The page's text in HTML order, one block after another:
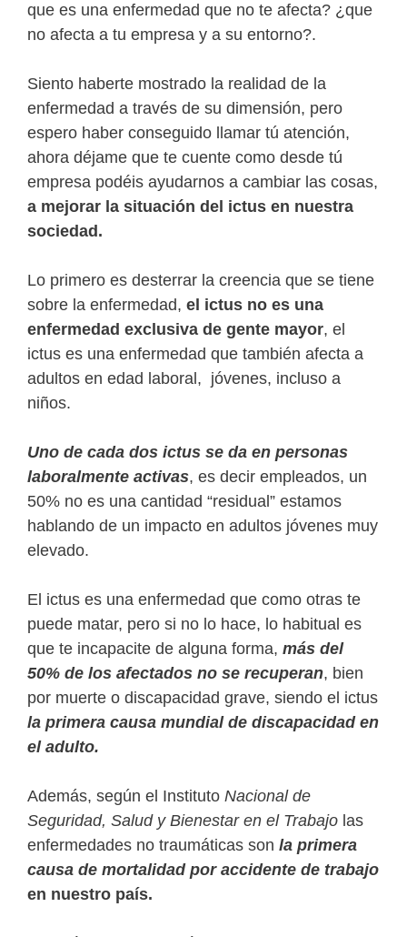
que es una enfermedad que no te afecta? ¿que
no afecta a tu empresa y a su entorno?.
Siento haberte mostrado la realidad de la
enfermedad a través de su dimensión, pero
espero haber conseguido llamar tú atención,
ahora déjame que te cuente como desde tú
empresa podéis ayudarnos a cambiar las cosas,
a mejorar la situación del ictus en nuestra
sociedad.
Lo primero es desterrar la creencia que se tiene
sobre la enfermedad, el ictus no es una
enfermedad exclusiva de gente mayor, el
ictus es una enfermedad que también afecta a
adultos en edad laboral, jóvenes, incluso a
niños.
Uno de cada dos ictus se da en personas
laboralmente activas, es decir empleados, un
50% no es una cantidad “residual” estamos
hablando de un impacto en adultos jóvenes muy
elevado.
El ictus es una enfermedad que como otras te
puede matar, pero si no lo hace, lo habitual es
que te incapacite de alguna forma, más del
50% de los afectados no se recuperan, bien
por muerte o discapacidad grave, siendo el ictus
la primera causa mundial de discapacidad en
el adulto.
Además, según el Instituto Nacional de
Seguridad, Salud y Bienestar en el Trabajo las
enfermedades no traumáticas son la primera
causa de mortalidad por accidente de trabajo
en nuestro país.